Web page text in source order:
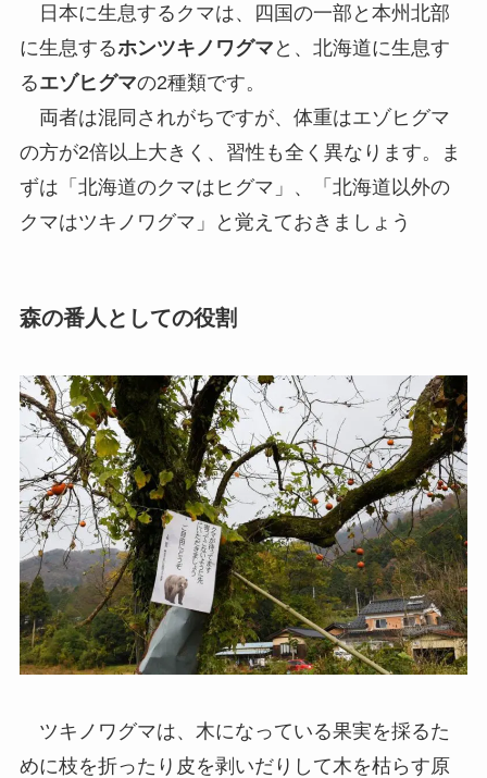
日本に生息するクマは、四国の一部と本州北部
に生息するホンツキノワグマ と、北海道に生息す
るエゾヒグマの2種類です。
両者は混同されがちですが、体重はエゾヒグマ
の方が2倍以上大きく、習性も全く異なります。ま
ずは「北海道のクマはヒグマ」、「北海道以外の
クマはツキノワグマ」と覚えておきましょう
森の番人としての役割
ツキノワグマは、木になっている果実を採るた
めに枝を折ったり皮を剥いだりして木を枯らす原